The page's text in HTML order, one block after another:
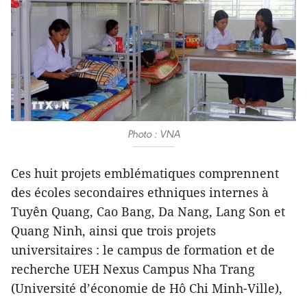
Photo : VNA
Ces huit projets emblématiques comprennent
des écoles secondaires ethniques internes à
Tuyên Quang, Cao Bang, Da Nang, Lang Son et
Quang Ninh, ainsi que trois projets
universitaires : le campus de formation et de
recherche UEH Nexus Campus Nha Trang
(Université d’économie de Hô Chi Minh-Ville),